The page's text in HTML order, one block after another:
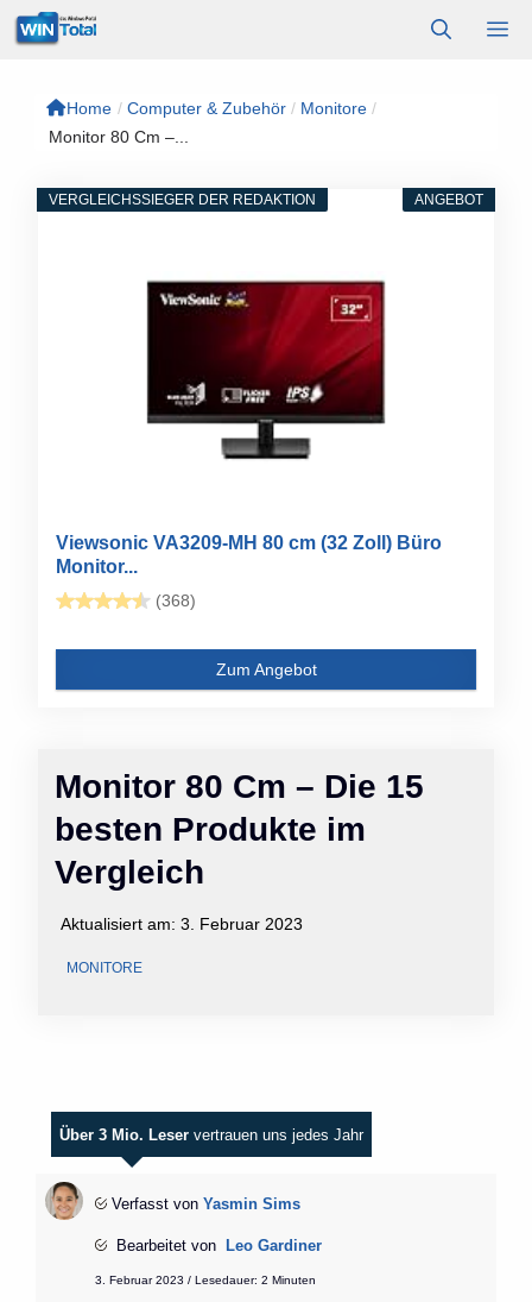
Zum
Inhalt
Home / Computer & Zubehör / Monitore /
Monitor 80 Cm –...
Monitor 80 Cm – Die 15
besten Produkte im
Vergleich
Aktualisiert am: 3. Februar 2023
MONITORE
ANGEBOT
VERGLEICHSSIEGER DER REDAKTION
Viewsonic VA3209-MH 80 cm (32 Zoll) Büro
Monitor...
(368)
Zum Angebot
Über 3 Mio. Leser vertrauen uns jedes Jahr
Verfasst von Yasmin Sims
Bearbeitet von Leo Gardiner
3. Februar 2023 / Lesedauer: 2 Minuten